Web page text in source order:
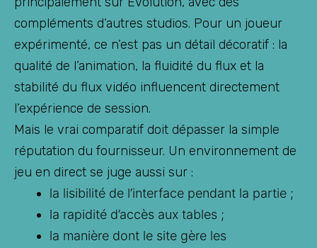
compléments d’autres studios. Pour un joueur
expérimenté, ce n’est pas un détail décoratif : la
qualité de l’animation, la fluidité du flux et la
stabilité du flux vidéo influencent directement
l’expérience de session.
Mais le vrai comparatif doit dépasser la simple
réputation du fournisseur. Un environnement de
jeu en direct se juge aussi sur :
la lisibilité de l’interface pendant la partie ;
la rapidité d’accès aux tables ;
la manière dont le site gère les